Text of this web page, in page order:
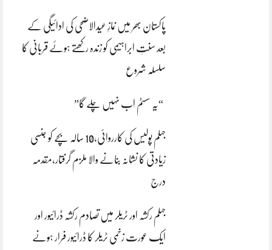
پاکستان بھر میں نمازِ عیدالاضحی کی ادائیگی کے
بعد سنتِ ابراہیمی کو زندہ رکھتے ہوئے قربانی کا
سلسلہ شروع
“یہ سسٹم اب نہیں چلے گا”
جہلم پولیس کی کارروائی،10 سالہ بچے کو جنسی
زیادتی کا نشانہ بنانے والا ملزم گرفتار،مقدمہ
درج
جہلم رکشہ اور ٹریلر میں تصادم رکشہ ڈرائیور اور
ایک عورت زخمی ٹریلر کا ڈرائیور فرار ہونے